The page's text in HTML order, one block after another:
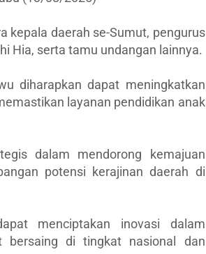
kepala daerah se-Sumut, pengurus
Hia, serta tamu undangan lainnya.
diharapkan dapat meningkatkan
layanan pendidikan anak
dalam mendorong kemajuan
potensi kerajinan daerah di
menciptakan inovasi dalam
bersaing di tingkat nasional dan